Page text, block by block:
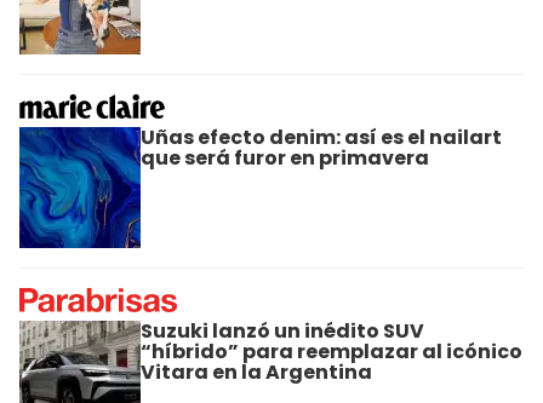
Uñas efecto denim: así es el nailart
que será furor en primavera
Suzuki lanzó un inédito SUV
“híbrido” para reemplazar al icónico
Vitara en la Argentina